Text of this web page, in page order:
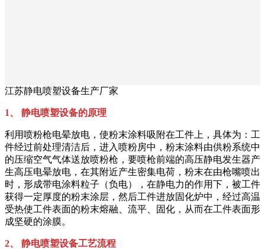
江苏静电喷塑设备生产厂家
1、 静电喷塑设备的原理
利用喷粉枪电晕放电，使粉末涂料吸附在工件上，具体为：工
件经过前处理清洁后，进入喷粉房中，粉末涂料由供粉系统中
的压缩空气气体送放喷粉枪，要喷枪前端的高压静电发生器产
生高压电晕放电，在其附近产生密集电荷，粉末在由枪嘴喷出
时，形成带电涂料粒子（负电），在静电力的作用下，被工件
获得一定厚度的粉末涂层，然后工件进放固化炉中，经过高温
受热使工件表面的粉末熔融、流平、固化，从而在工件表面形
成坚硬的涂膜。
2、 静电喷塑设备工艺流程